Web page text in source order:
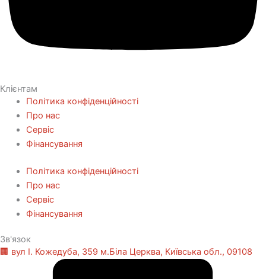
Клієнтам
Політика конфіденційності
Про нас
Сервіс
Фінансування
Політика конфіденційності
Про нас
Сервіс
Фінансування
Зв'язок
🏢 вул І. Кожедуба, 359 м.Біла Церква, Київська обл., 09108